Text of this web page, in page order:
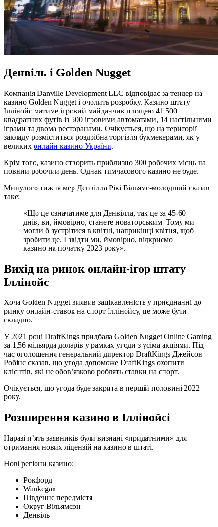
Денвіль і Golden Nugget
Компанія Danville Development LLC відповідає за тендер на
казино Golden Nugget і очолить розробку. Казино штату
Іллінойс матиме ігровий майданчик площею 41 500
квадратних футів із 500 ігровими автоматами, 14 настільними
іграми та двома ресторанами. Очікується, що на території
закладу розміститься роздрібна торгівля букмекерами, як у
великих онлайн казино України.
Крім того, казино створить приблизно 300 робочих місць на
повний робочий день. Однак тимчасового казино не буде.
Минулого тижня мер Денвілла Рікі Вільямс-молодший сказав
таке:
«Що це означатиме для Денвілла, так це за 45-60
днів, ви, ймовірно, станете новаторським. Тому ми
могли б зустрітися в квітні, наприкінці квітня, щоб
зробити це. І звідти ми, ймовірно, відкриємо
казино на початку 2023 року».
Вихід на ринок онлайн-ігор штату
Іллінойс
Хоча Golden Nugget виявив зацікавленість у приєднанні до
ринку онлайн-ставок на спорт Іллінойсу, це може бути
складно.
У 2021 році DraftKings придбала Golden Nugget Online Gaming
за 1,56 мільярда доларів у рамках угоди з усіма акціями. Під
час оголошення генеральний директор DraftKings Джейсон
Робінс сказав, що угода допоможе DraftKings охопити
клієнтів, які не обов’язково роблять ставки на спорт.
Очікується, що угода буде закрита в першій половині 2022
року.
Розширення казино в Іллінойсі
Наразі п’ять заявників були визнані «придатними» для
отримання нових ліцензій на казино в штаті.
Нові регіони казино:
Рокфорд
Waukegan
Південне передмістя
Округ Вільямсон
Денвіль